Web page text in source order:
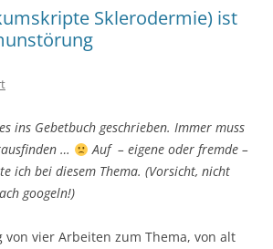
Sklerodermie) ist
ins Gebetbuch geschrieben. Immer muss
…
Auf – eigene oder fremde –
ich bei diesem Thema. (Vorsicht, nicht
googeln!)
von vier Arbeiten zum Thema, von alt